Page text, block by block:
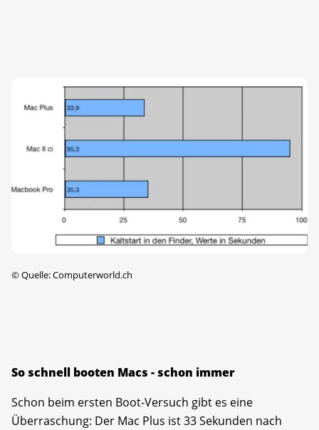
©Quelle: Computerworld.ch
So schnell booten Macs - schon immer
Schon beim ersten Boot-Versuch gibt es eine
Überraschung: Der Mac Plus ist 33 Sekunden nach